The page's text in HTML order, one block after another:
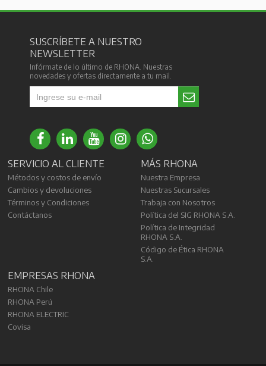
SUSCRÍBETE A NUESTRO
NEWSLETTER
Infórmate de lo último de RHONA. Nuestras
novedades y ofertas directamente a tu mail.
SERVICIO AL CLIENTE
Métodos y costos de envío
Cambios y devoluciones
Términos y Condiciones
Contáctanos
MÁS RHONA
Nuestra Empresa
Nuestras Sucursales
Trabaja con Nosotros
Política del SIG RHONA S.A.
Política de Integridad
RHONA S.A.
Código de Ética RHONA
S.A.
EMPRESAS RHONA
RHONA Chile
RHONA Perú
RHONA ELECTRIC
Covisa